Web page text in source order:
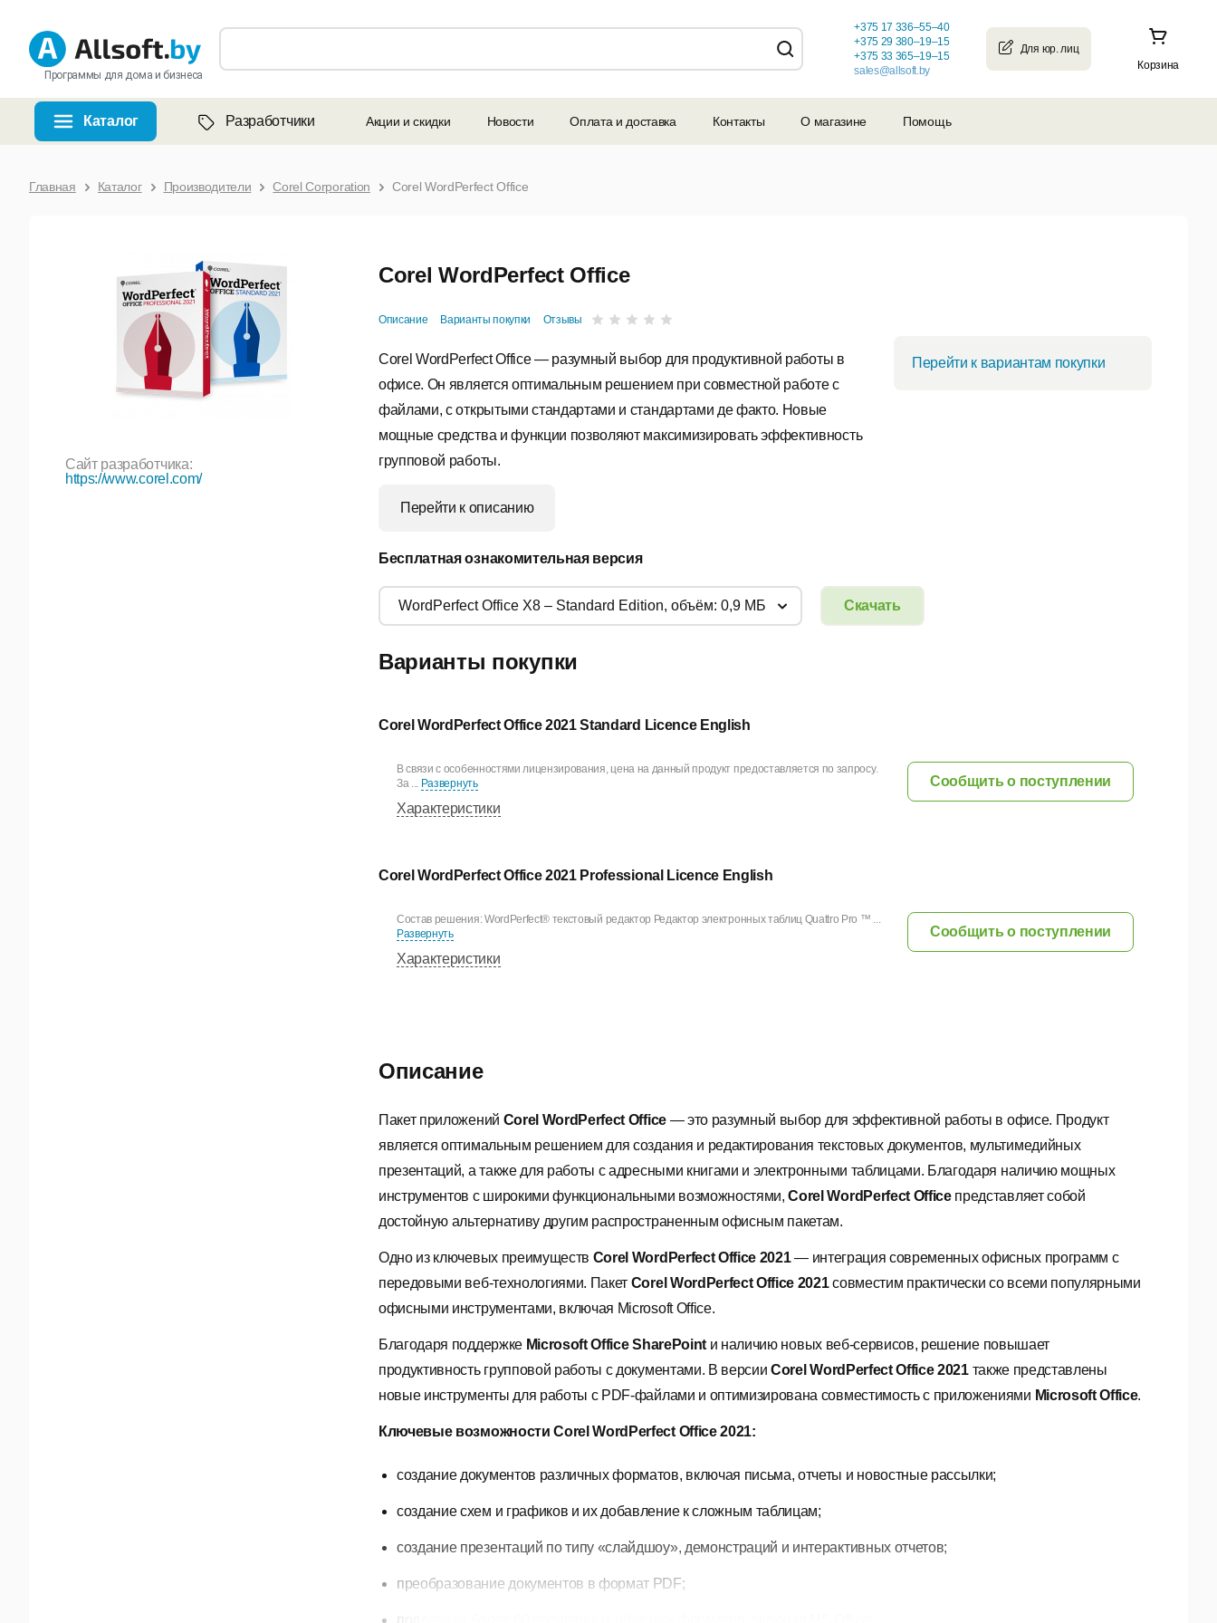
Программы для дома и бизнеса
Корзина
+375 17 336–55–40
+375 29 380–19–15
+375 33 365–19–15
sales@allsoft.by
Каталог Разработчики Акции и скидки Новости Оплата и доставка Контакты О магазине Помощь
Главная Каталог Производители Corel Corporation Corel WordPerfect Office
Corel WordPerfect Office
Описание Варианты покупки Отзывы
Сайт разработчика:
https://www.corel.com/
Corel WordPerfect Office — разумный выбор для продуктивной работы в
офисе. Он является оптимальным решением при совместной работе с
файлами, с открытыми стандартами и стандартами де факто. Новые
мощные средства и функции позволяют максимизировать эффективность
групповой работы.
Перейти к описанию
Перейти к вариантам покупки
Бесплатная ознакомительная версия
Скачать
WordPerfect Office X8 – Standard Edition, объём: 0,9 МБ
Описание
Пакет приложений Corel WordPerfect Office— это разумный выбор для эффективной работы в офисе. Продукт
является оптимальным решением для создания и редактирования текстовых документов, мультимедийных
презентаций, а также для работы с адресными книгами и электронными таблицами. Благодаря наличию мощных
инструментов с широкими функциональными возможностями,Corel WordPerfect Officeпредставляет собой
достойную альтернативу другим распространенным офисным пакетам.
Одно из ключевых преимуществ Corel WordPerfect Office 2021— интеграция современных офисных программ с
передовыми веб-технологиями. Пакет Corel WordPerfect Office 2021совместим практически со всеми популярными
офисными инструментами, включая Microsoft Office.
Благодаря поддержке Microsoft Office SharePointи наличию новых веб-сервисов, решение повышает
продуктивность групповой работы с документами. В версииCorel WordPerfect Office 2021также представлены
новые инструменты для работы с PDF-файлами и оптимизирована совместимость с приложениями Microsoft Office.
Ключевые возможности Corel WordPerfect Office 2021:
создание документов различных форматов, включая письма, отчеты и новостные рассылки;
создание схем и графиков и их добавление к сложным таблицам;
создание презентаций по типу «слайдшоу», демонстраций и интерактивных отчетов;
преобразование документов в формат PDF;
Варианты покупки
Corel WordPerfect Office 2021 Standard Licence English
Сообщить о поступлении
В связи с особенностями лицензирования, цена на данный продукт предоставляется по запросу.
За ... Развернуть
Характеристики
Corel WordPerfect Office 2021 Professional Licence English
Сообщить о поступлении
Состав решения: WordPerfect® текстовый редактор Редактор электронных таблиц Quattro Pro ™ ...
Развернуть
Характеристики